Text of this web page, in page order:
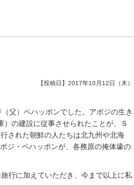
【投稿日】2017年10月12日（木）
父）ペハッポンでした。アボジの生き
の建設に従事させられたことが、Ｓ
された朝鮮の人たちは北九州や北海
ジ・ペハッポンが、各務原の掩体壕の
行に加えていただき、今まで以上に私